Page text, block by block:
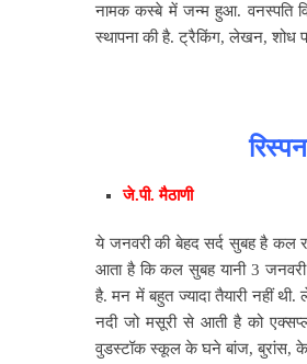
नामक कस्बे में जन्म हुआ. वनस्पति
स्थापना की है. ट्रैकिंग, लेखन, शोध
जे.पी. मैठाणी
ये जनवरी की बेहद सर्द सुबह है कल
आता है कि कल सुबह यानी 3 जनवरी
है. मन में बहुत ज्यादा तैयारी नहीं
नदी जो मसूरी से आती है को
वुडस्टॉक स्कूल के घने बांज, बुरांस, के